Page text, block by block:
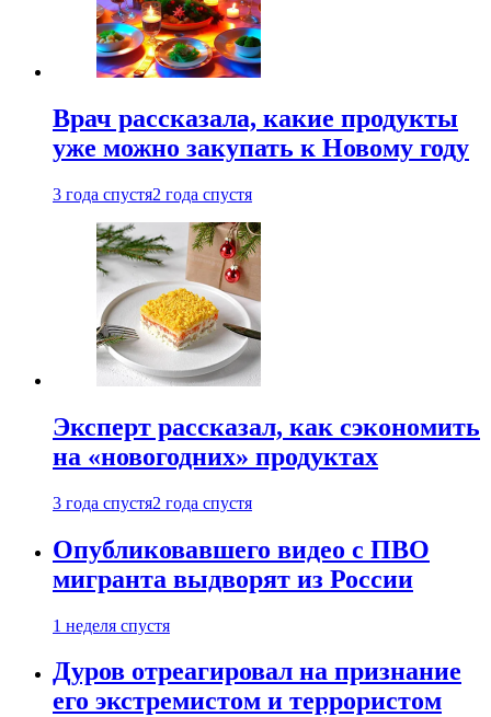
Врач рассказала, какие продукты
уже можно закупать к Новому году
3 года спустя2 года спустя
Эксперт рассказал, как сэкономить
на «новогодних» продуктах
3 года спустя2 года спустя
Опубликовавшего видео с ПВО
мигранта выдворят из России
1 неделя спустя
Дуров отреагировал на признание
его экстремистом и террористом